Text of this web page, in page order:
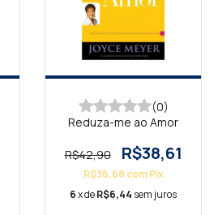
(0)
Reduza-me ao Amor
R$42,90 R$38,61
R$36,68 com Pix
6x deR$6,44 sem juros